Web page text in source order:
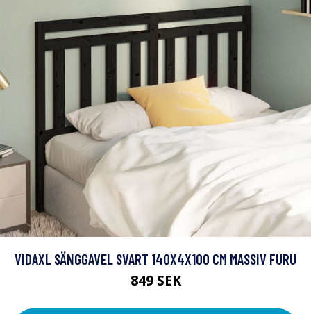
VIDAXL SÄNGGAVEL SVART 140X4X100 CM MASSIV FURU
849 SEK